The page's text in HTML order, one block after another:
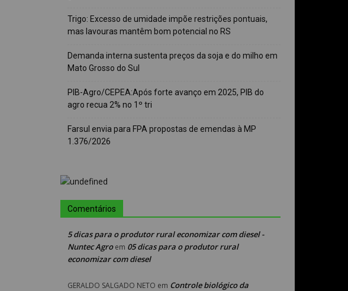
Trigo: Excesso de umidade impõe restrições pontuais,
mas lavouras mantêm bom potencial no RS
Demanda interna sustenta preços da soja e do milho em
Mato Grosso do Sul
PIB-Agro/CEPEA:Após forte avanço em 2025, PIB do
agro recua 2% no 1º tri
Farsul envia para FPA propostas de emendas à MP
1.376/2026
Comentários
5 dicas para o produtor rural economizar com diesel -
Nuntec Agroem 05 dicas para o produtor rural
economizar com diesel
GERALDO SALGADO NETO em Controle biológico da